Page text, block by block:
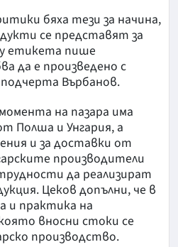
бяха тези за начина,
се представят за
етикета пише
да е произведено с
подчерта Върбанов.
на пазара има
Полша и Унгария, а
и за доставки от
производители
да реализират
Цеков допълни, че в
и практика на
вносни стоки се
производство.